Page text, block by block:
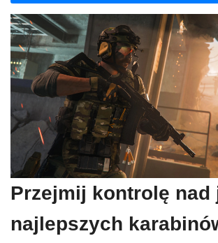
Przejmij kontrolę nad
najlepszych